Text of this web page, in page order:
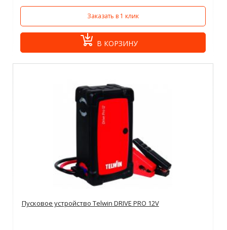
Заказать в 1 клик
В КОРЗИНУ
Пусковое устройство Telwin DRIVE PRO 12V